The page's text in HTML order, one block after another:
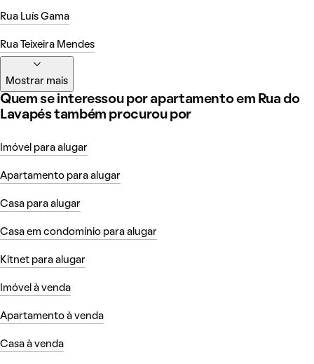
Rua Luís Gama
Rua Teixeira Mendes
Mostrar mais
Quem se interessou por apartamento em Rua do
Lavapés também procurou por
Imóvel para alugar
Apartamento para alugar
Casa para alugar
Casa em condomínio para alugar
Kitnet para alugar
Imóvel à venda
Apartamento à venda
Casa à venda